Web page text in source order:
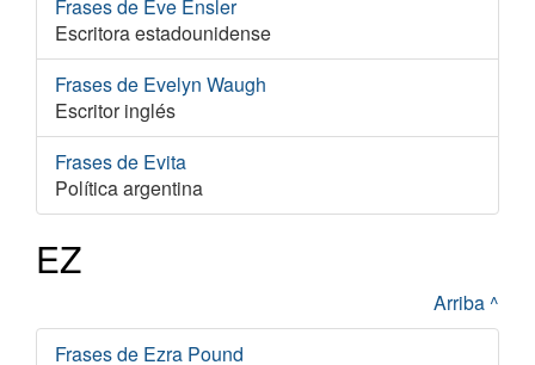
Frases de Eve Ensler
Escritora estadounidense
Frases de Evelyn Waugh
Escritor inglés
Frases de Evita
Política argentina
EZ
Arriba ^
Frases de Ezra Pound